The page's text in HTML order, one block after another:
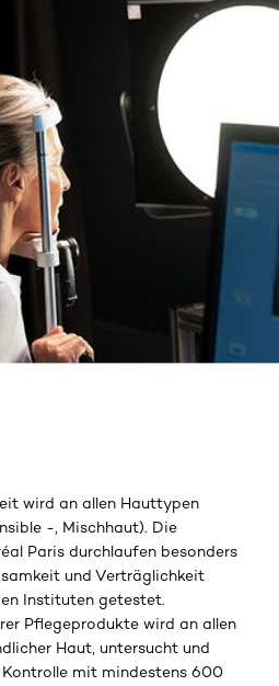
wird an allen Hauttypen
-, Mischhaut). Die
Paris durchlaufen besonders
und Verträglichkeit
Instituten getestet.
Pflegeprodukte wird an allen
Haut, untersucht und
mit mindestens 600